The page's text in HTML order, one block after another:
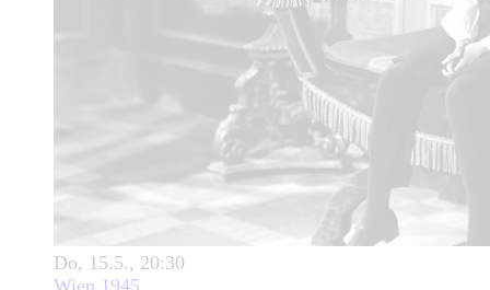
Do, 15.5., 20:30
Wien 1945